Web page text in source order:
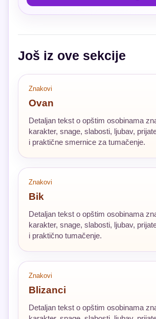
Još iz ove sekcije
Znakovi
Ovan
Detaljan tekst o opštim osobinama
karakter, snage, slabosti, ljubav,
i praktične smernice za tumačenje.
Znakovi
Bik
Detaljan tekst o opštim osobinama
karakter, snage, slabosti, ljubav,
i praktično tumačenje.
Znakovi
Blizanci
Detaljan tekst o opštim osobinama